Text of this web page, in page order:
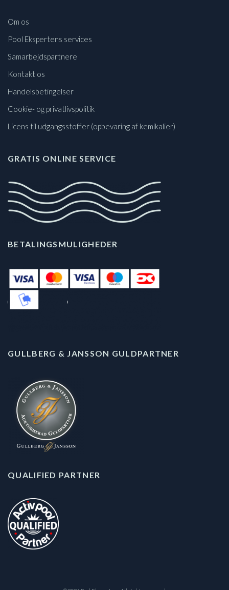
Om os
Pool Ekspertens services
Samarbejdspartnere
Kontakt os
Handelsbetingelser
Cookie- og privatlivspolitik
Licens til udgangsstoffer (opbevaring af kemikalier)
GRATIS ONLINE SERVICE
BETALINGSMULIGHEDER
GULLBERG & JANSSON GULDPARTNER
QUALIFIED PARTNER